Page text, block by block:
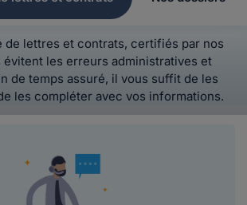
de lettres et contrats, certifiés par nos
évitent les erreurs administratives et
de temps assuré, il vous suffit de les
les compléter avec vos informations.